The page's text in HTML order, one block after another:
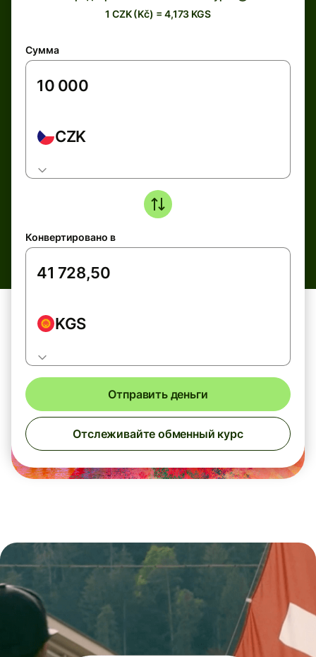
1 CZK (Kč) = 4,173 KGS
Сумма
CZK
Конвертировано в
KGS
Отправить деньги
Отслеживайте обменный курс